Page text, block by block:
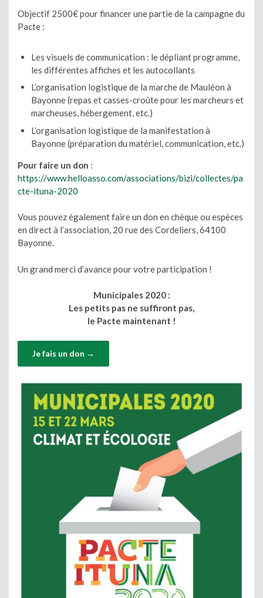
Objectif 2500€ pour financer une partie de la campagne du
Pacte :
Les visuels de communication : le dépliant programme,
les différentes affiches et les autocollants
L’organisation logistique de la marche de Mauléon à
Bayonne (repas et casses-croûte pour les marcheurs et
marcheuses, hébergement, etc.)
L’organisation logistique de la manifestation à
Bayonne (préparation du matériel, communication, etc.)
Pour faire un don :
https://www.helloasso.com/associations/bizi/collectes/pa
cte-ituna-2020
Vous pouvez également faire un don en chèque ou espèces
en direct à l’association, 20 rue des Cordeliers, 64100
Bayonne.
Un grand merci d’avance pour votre participation !
Municipales 2020 :
Les petits pas ne suffiront pas,
le Pacte maintenant !
Je fais un don →